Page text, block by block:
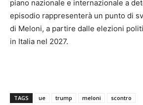
piano nazionale e internazionale a
episodio rappresenterà un punto di
di Meloni, a partire dalle elezioni
in Italia nel 2027.
TAGS ue trump meloni scontro